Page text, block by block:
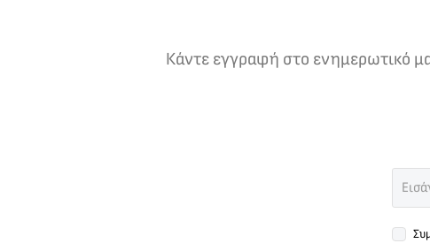
Κάντε εγγραφή στο ενημερωτικό